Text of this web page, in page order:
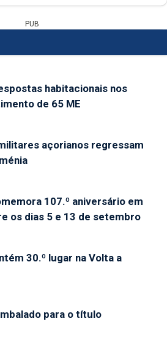
PUB
habitacionais nos
de 65 ME
açorianos regressam
107.º aniversário em
os dias 5 e 13 de setembro
30.º lugar na Volta a
para o título